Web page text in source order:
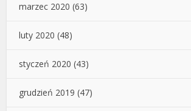
marzec 2020 (63)
luty 2020 (48)
styczeń 2020 (43)
grudzień 2019 (47)